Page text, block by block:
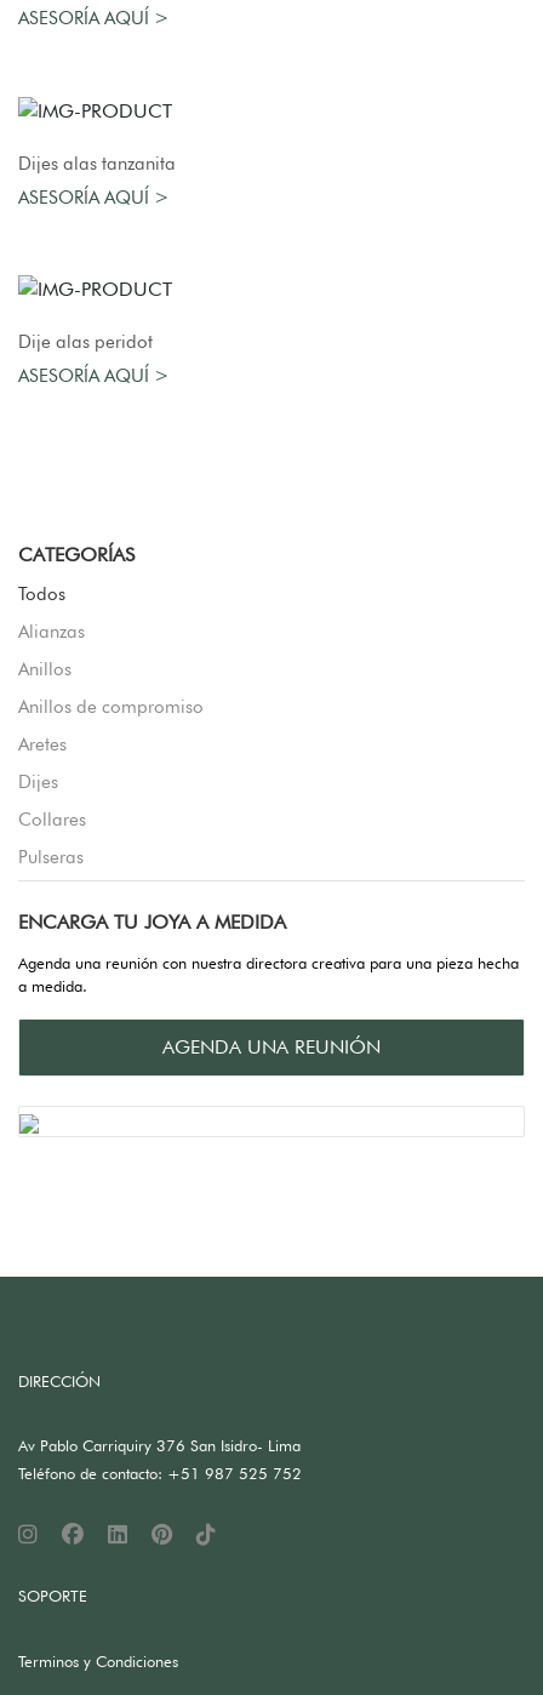
ASESORÍA AQUÍ >
Dijes alas tanzanita
ASESORÍA AQUÍ >
Dije alas peridot
ASESORÍA AQUÍ >
CATEGORÍAS
Todos
Alianzas
Anillos
Anillos de compromiso
Aretes
Dijes
Collares
Pulseras
ENCARGA TU JOYA A MEDIDA
Agenda una reunión con nuestra directora creativa para una pieza hecha
a medida.
AGENDA UNA REUNIÓN
DIRECCIÓN
Av Pablo Carriquiry 376 San Isidro- Lima
Teléfono de contacto: +51 987 525 752
SOPORTE
Terminos y Condiciones